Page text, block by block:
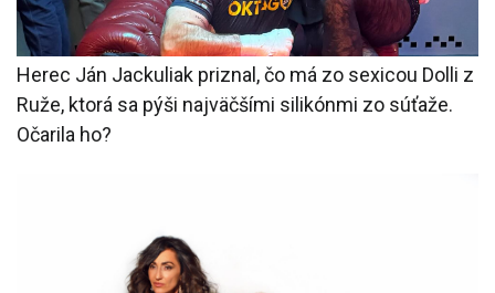
Herec Ján Jackuliak priznal, čo má zo sexicou Dolli z
Ruže, ktorá sa pýši najväčšími silikónmi zo súťaže.
Očarila ho?